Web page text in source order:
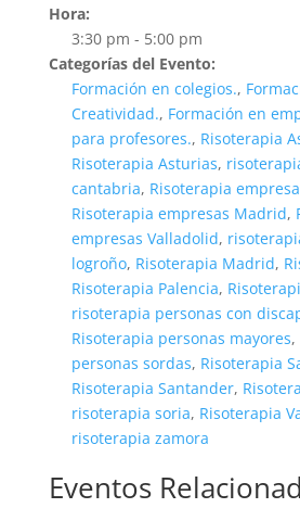
Hora:
3:30 pm - 5:00 pm
Categorías del Evento:
Formación en colegios.,
Creatividad., Formación en
para profesores., Risoterapia
Risoterapia Asturias,
cantabria, Risoterapia
Risoterapia empresas Madrid,
empresas Valladolid,
logroño, Risoterapia Madrid,
Risoterapia Palencia,
risoterapia personas con
Risoterapia personas mayores,
personas sordas, Risoterapia
Risoterapia Santander,
risoterapia soria, Risoterapia
risoterapia zamora
Eventos